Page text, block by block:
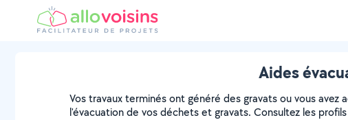
Aides
Vos travaux terminés ont généré des gravats ou vous
l'évacuation de vos déchets et gravats. Consultez les